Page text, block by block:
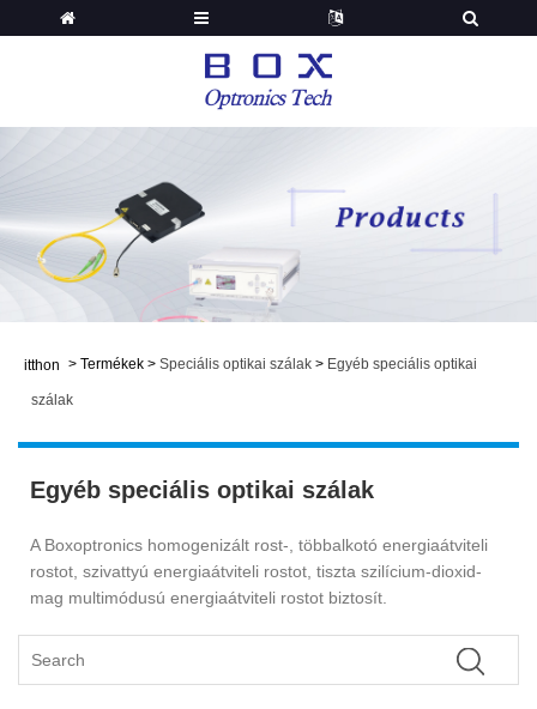
itthon > Termékek > Speciális optikai szálak > Egyéb speciális optikai
szálak
Egyéb speciális optikai szálak
A Boxoptronics homogenizált rost-, többalkotó energiaátviteli
rostot, szivattyú energiaátviteli rostot, tiszta szilícium-dioxid-
mag multimódusú energiaátviteli rostot biztosít.